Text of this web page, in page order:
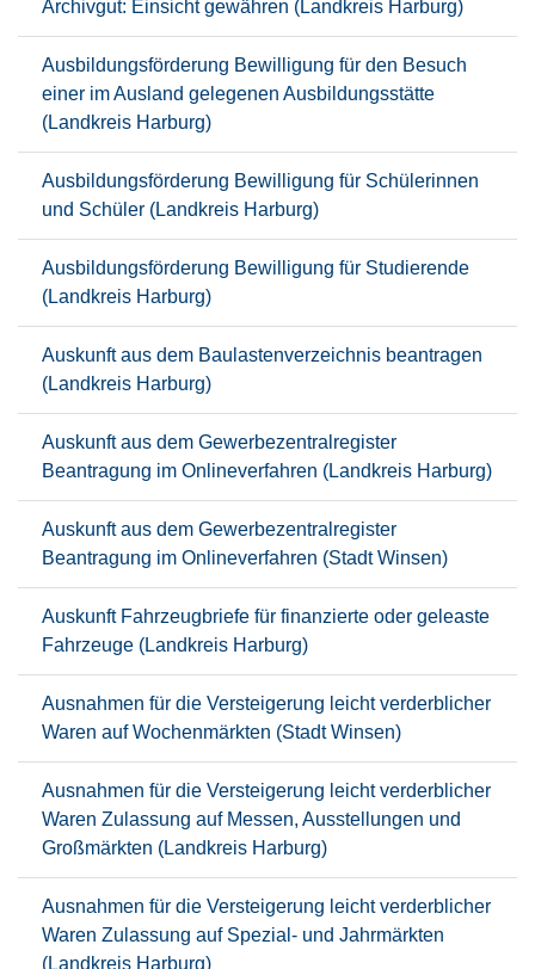
Archivgut: Einsicht gewähren (Landkreis Harburg)
Ausbildungsförderung Bewilligung für den Besuch
einer im Ausland gelegenen Ausbildungsstätte
(Landkreis Harburg)
Ausbildungsförderung Bewilligung für Schülerinnen
und Schüler (Landkreis Harburg)
Ausbildungsförderung Bewilligung für Studierende
(Landkreis Harburg)
Auskunft aus dem Baulastenverzeichnis beantragen
(Landkreis Harburg)
Auskunft aus dem Gewerbezentralregister
Beantragung im Onlineverfahren (Landkreis Harburg)
Auskunft aus dem Gewerbezentralregister
Beantragung im Onlineverfahren (Stadt Winsen)
Auskunft Fahrzeugbriefe für finanzierte oder geleaste
Fahrzeuge (Landkreis Harburg)
Ausnahmen für die Versteigerung leicht verderblicher
Waren auf Wochenmärkten (Stadt Winsen)
Ausnahmen für die Versteigerung leicht verderblicher
Waren Zulassung auf Messen, Ausstellungen und
Großmärkten (Landkreis Harburg)
Ausnahmen für die Versteigerung leicht verderblicher
Waren Zulassung auf Spezial- und Jahrmärkten
(Landkreis Harburg)